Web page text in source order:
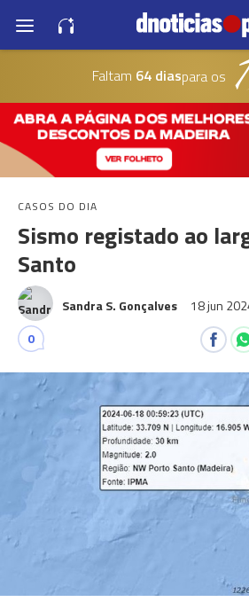
Faltam 64 diaspara os
CASOS DO DIA
Sismo registado ao
Santo
Sandra S. Gonçalves 18 jun
0